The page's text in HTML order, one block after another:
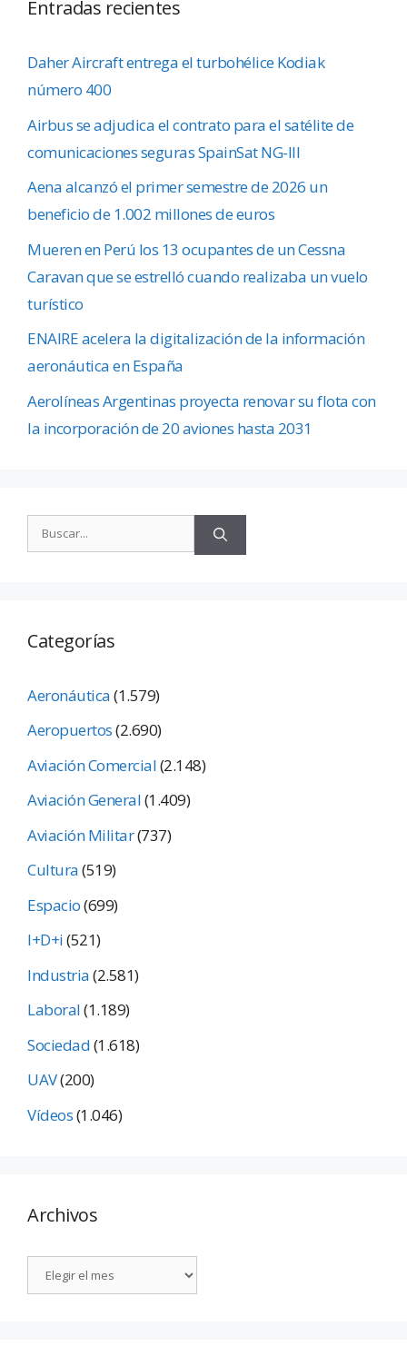
Entradas recientes
Daher Aircraft entrega el turbohélice Kodiak
número 400
Airbus se adjudica el contrato para el satélite de
comunicaciones seguras SpainSat NG-III
Aena alcanzó el primer semestre de 2026 un
beneficio de 1.002 millones de euros
Mueren en Perú los 13 ocupantes de un Cessna
Caravan que se estrelló cuando realizaba un vuelo
turístico
ENAIRE acelera la digitalización de la información
aeronáutica en España
Aerolíneas Argentinas proyecta renovar su flota con
la incorporación de 20 aviones hasta 2031
Categorías
Aeronáutica(1.579)
Aeropuertos(2.690)
Aviación Comercial(2.148)
Aviación General(1.409)
Aviación Militar(737)
Cultura(519)
Espacio(699)
I+D+i(521)
Industria(2.581)
Laboral(1.189)
Sociedad(1.618)
UAV(200)
Vídeos(1.046)
Archivos